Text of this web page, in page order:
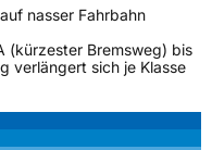
nasser Fahrbahn
(kürzester Bremsweg) bis
verlängert sich je Klasse